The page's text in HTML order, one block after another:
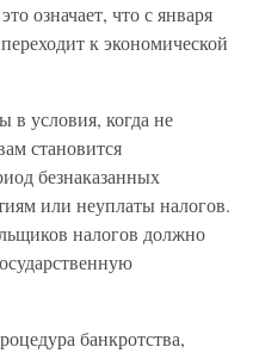
означает, что с января
к экономической
в условия, когда не
становится
безнаказанных
или неуплаты налогов.
налогов должно
банкротства,